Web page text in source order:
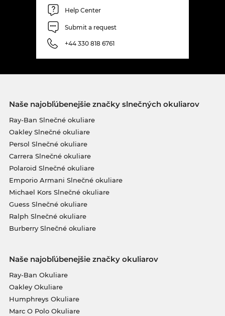
Help Center
Submit a request
+44 330 818 6761
Naše najobľúbenejšie značky slnečných okuliarov
Ray-Ban Slnečné okuliare
Oakley Slnečné okuliare
Persol Slnečné okuliare
Carrera Slnečné okuliare
Polaroid Slnečné okuliare
Emporio Armani Slnečné okuliare
Michael Kors Slnečné okuliare
Guess Slnečné okuliare
Ralph Slnečné okuliare
Burberry Slnečné okuliare
Naše najobľúbenejšie značky okuliarov
Ray-Ban Okuliare
Oakley Okuliare
Humphreys Okuliare
Marc O Polo Okuliare